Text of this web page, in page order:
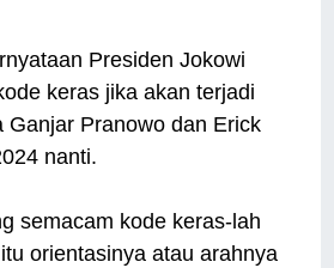
Presiden Jokowi
keras jika akan terjadi
Ganjar Pranowo dan Erick
nanti.
semacam kode keras-lah
orientasinya atau arahnya